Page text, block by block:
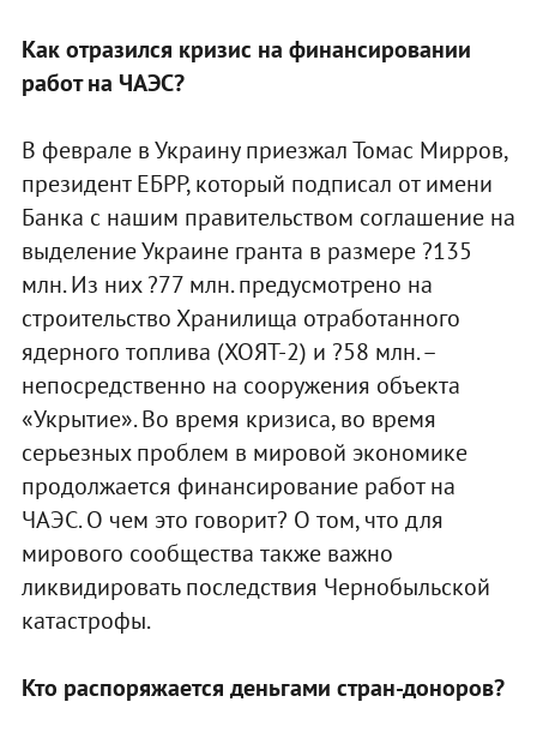
Как отразился кризис на финансировании
работ на ЧАЭС?
В феврале в Украину приезжал Томас Мирров,
президент ЕБРР, который подписал от имени
Банка с нашим правительством соглашение на
выделение Украине гранта в размере ?135
млн. Из них ?77 млн. предусмотрено на
строительство Хранилища отработанного
ядерного топлива (ХОЯТ-2) и ?58 млн. –
непосредственно на сооружения объекта
«Укрытие». Во время кризиса, во время
серьезных проблем в мировой экономике
продолжается финансирование работ на
ЧАЭС. О чем это говорит? О том, что для
мирового сообщества также важно
ликвидировать последствия Чернобыльской
катастрофы.
Кто распоряжается деньгами стран-доноров?